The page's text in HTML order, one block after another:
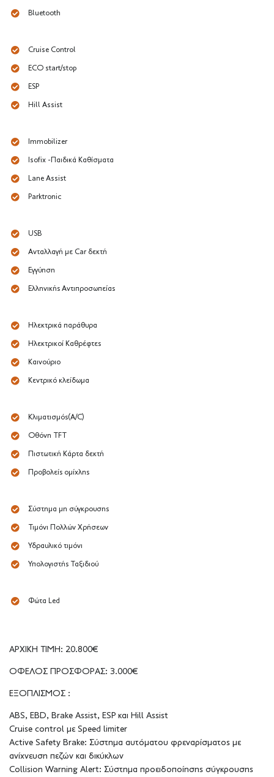
Bluetooth
Cruise Control
ECO start/stop
ESP
Hill Assist
Immobilizer
Isofix -Παιδικά Καθίσματα
Lane Assist
Parktronic
USB
Ανταλλαγή με Car δεκτή
Εγγύηση
Ελληνικής Αντιπροσωπείας
Ηλεκτρικά παράθυρα
Ηλεκτρικοί Καθρέφτες
Καινούριο
Κεντρικό κλείδωμα
Κλιματισμός(A/C)
Οθόνη TFT
Πιστωτική Κάρτα δεκτή
Προβολείς ομίχλης
Σύστημα μη σύγκρουσης
Τιμόνι Πολλών Χρήσεων
Υδραυλικό τιμόνι
Υπολογιστής Ταξιδιού
Φώτα Led
ΑΡΧΙΚΗ ΤΙΜΗ: 20.800€
ΟΦΕΛΟΣ ΠΡΟΣΦΟΡΑΣ: 3.000€
ΕΞΟΠΛΙΣΜΟΣ :
ABS, EBD, Brake Assist, ESP και Hill Assist
Cruise control με Speed limiter
Active Safety Brake: Σύστημα αυτόματου φρεναρίσματος με
ανίχνευση πεζών και δικύκλων
Collision Warning Alert: Σύστημα προειδοποίησης σύγκρουσης